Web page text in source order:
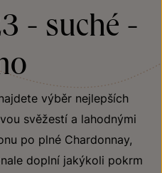
- suché -
výběr nejlepších
svěžestí a lahodnými
po plné Chardonnay,
doplní jakýkoli pokrm